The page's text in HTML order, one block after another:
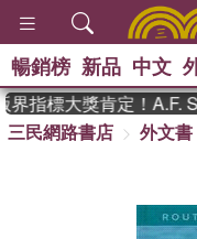
暢銷榜 新品 中文
指標大獎肯定！A.F.
三民網路書店
外文書